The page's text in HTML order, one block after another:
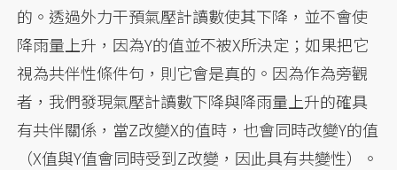
的。透過外力干預氣壓計讀數使其下降，並不會使
降雨量上升，因為Y的值並不被X所決定；如果把它
視為共伴性條件句，則它會是真的。因為作為旁觀
者，我們發現氣壓計讀數下降與降雨量上升的確具
有共伴關係，當Z改變X的值時，也會同時改變Y的值
（X值與Y值會同時受到Z改變，因此具有共變性）。